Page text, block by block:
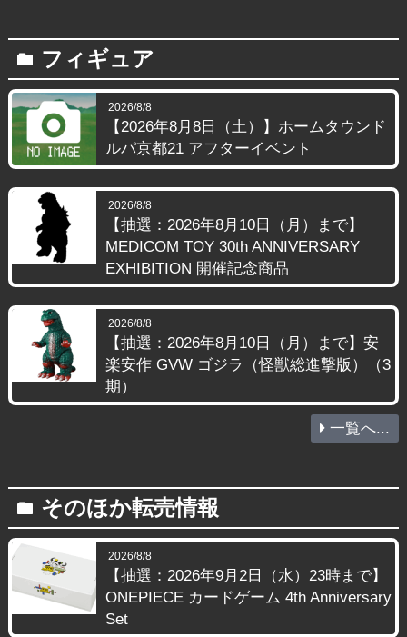
folder フィギュア
2026/8/8
【2026年8月8日（土）】ホームタウンド
ルパ京都21 アフターイベント
2026/8/8
【抽選：2026年8月10日（月）まで】
MEDICOM TOY 30th ANNIVERSARY
EXHIBITION 開催記念商品
2026/8/8
【抽選：2026年8月10日（月）まで】安
楽安作 GVW ゴジラ（怪獣総進撃版）（3
期）
一覧へ...
folder そのほか転売情報
2026/8/8
【抽選：2026年9月2日（水）23時まで】
ONEPIECE カードゲーム 4th Anniversary
Set